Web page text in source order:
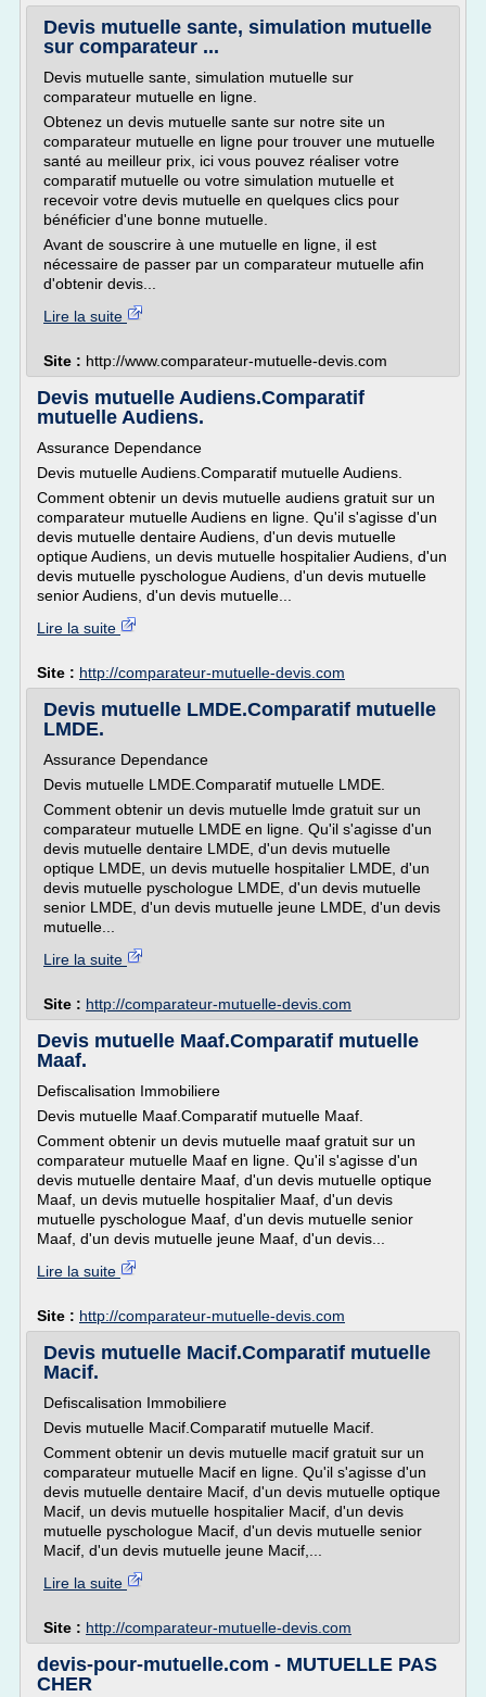
Devis mutuelle sante, simulation mutuelle
sur comparateur ...
Devis mutuelle sante, simulation mutuelle sur
comparateur mutuelle en ligne.
Obtenez un devis mutuelle sante sur notre site un
comparateur mutuelle en ligne pour trouver une mutuelle
santé au meilleur prix, ici vous pouvez réaliser votre
comparatif mutuelle ou votre simulation mutuelle et
recevoir votre devis mutuelle en quelques clics pour
bénéficier d'une bonne mutuelle.
Avant de souscrire à une mutuelle en ligne, il est
nécessaire de passer par un comparateur mutuelle afin
d'obtenir devis...
Lire la suite
Site : http://www.comparateur-mutuelle-devis.com
Devis mutuelle Audiens.Comparatif
mutuelle Audiens.
Assurance Dependance
Devis mutuelle Audiens.Comparatif mutuelle Audiens.
Comment obtenir un devis mutuelle audiens gratuit sur un
comparateur mutuelle Audiens en ligne. Qu'il s'agisse d'un
devis mutuelle dentaire Audiens, d'un devis mutuelle
optique Audiens, un devis mutuelle hospitalier Audiens, d'un
devis mutuelle pyschologue Audiens, d'un devis mutuelle
senior Audiens, d'un devis mutuelle...
Lire la suite
Site : http://comparateur-mutuelle-devis.com
Devis mutuelle LMDE.Comparatif mutuelle
LMDE.
Assurance Dependance
Devis mutuelle LMDE.Comparatif mutuelle LMDE.
Comment obtenir un devis mutuelle lmde gratuit sur un
comparateur mutuelle LMDE en ligne. Qu'il s'agisse d'un
devis mutuelle dentaire LMDE, d'un devis mutuelle
optique LMDE, un devis mutuelle hospitalier LMDE, d'un
devis mutuelle pyschologue LMDE, d'un devis mutuelle
senior LMDE, d'un devis mutuelle jeune LMDE, d'un devis
mutuelle...
Lire la suite
Site : http://comparateur-mutuelle-devis.com
Devis mutuelle Maaf.Comparatif mutuelle
Maaf.
Defiscalisation Immobiliere
Devis mutuelle Maaf.Comparatif mutuelle Maaf.
Comment obtenir un devis mutuelle maaf gratuit sur un
comparateur mutuelle Maaf en ligne. Qu'il s'agisse d'un
devis mutuelle dentaire Maaf, d'un devis mutuelle optique
Maaf, un devis mutuelle hospitalier Maaf, d'un devis
mutuelle pyschologue Maaf, d'un devis mutuelle senior
Maaf, d'un devis mutuelle jeune Maaf, d'un devis...
Lire la suite
Site : http://comparateur-mutuelle-devis.com
Devis mutuelle Macif.Comparatif mutuelle
Macif.
Defiscalisation Immobiliere
Devis mutuelle Macif.Comparatif mutuelle Macif.
Comment obtenir un devis mutuelle macif gratuit sur un
comparateur mutuelle Macif en ligne. Qu'il s'agisse d'un
devis mutuelle dentaire Macif, d'un devis mutuelle optique
Macif, un devis mutuelle hospitalier Macif, d'un devis
mutuelle pyschologue Macif, d'un devis mutuelle senior
Macif, d'un devis mutuelle jeune Macif,...
Lire la suite
Site : http://comparateur-mutuelle-devis.com
devis-pour-mutuelle.com - MUTUELLE PAS
CHER